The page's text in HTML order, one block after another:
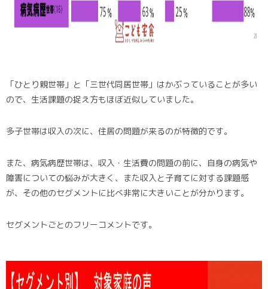
「ひとり親世帯」と「三世代同居世帯」はかぶっていることが多い
ので、生活課題の捉え方もほぼ近似していました。
多子世帯は収入の次に、住居の問題が来るのが特徴的です。
また、病気病歴世帯は、収入・生活費の問題の前に、自身の病気や
障害についての悩みが大きく、また収入と子育てに対する課題感
が、その他のセグメントに比べ非常に大きいことが分かります。
セグメントごとのフリーコメントです。